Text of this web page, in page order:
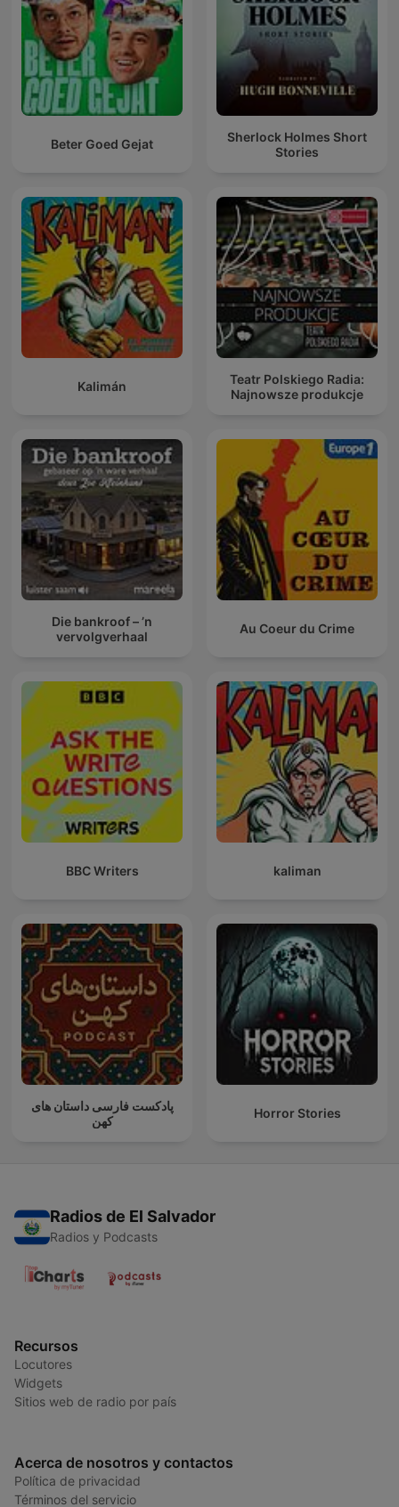
Beter Goed Gejat
Sherlock Holmes Short
Stories
Kalimán
Teatr Polskiego Radia:
Najnowsze produkcje
Die bankroof – ’n
vervolgverhaal
Au Coeur du Crime
BBC Writers kaliman
پادکست فارسی داستان های
کهن
Horror Stories
Radios de El Salvador
Radios y Podcasts
Recursos
Locutores
Widgets
Sitios web de radio por país
Acerca de nosotros y contactos
Política de privacidad
Términos del servicio